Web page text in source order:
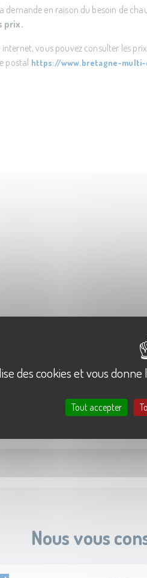
demande en raison du besoin de
prix.
vous pouvez consulter les
postal https://www.bretagne-
Nous vous
des cookies et vous
Tout accepter